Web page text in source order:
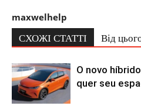
maxwelhelp
СХОЖІ СТАТТІ Від
O novo
quer seu